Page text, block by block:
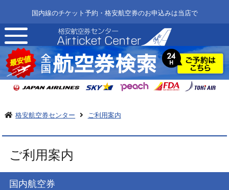
国内線のチケット予約・格安航空券のお申込みは当店で
toggle
navigation
格安航空券センター ご利用案内
ご利用案内
国内航空券